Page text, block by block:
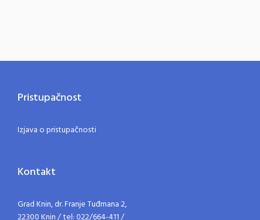
Pristupačnost
Izjava o pristupačnosti
Kontakt
Grad Knin, dr. Franje Tuđmana 2,